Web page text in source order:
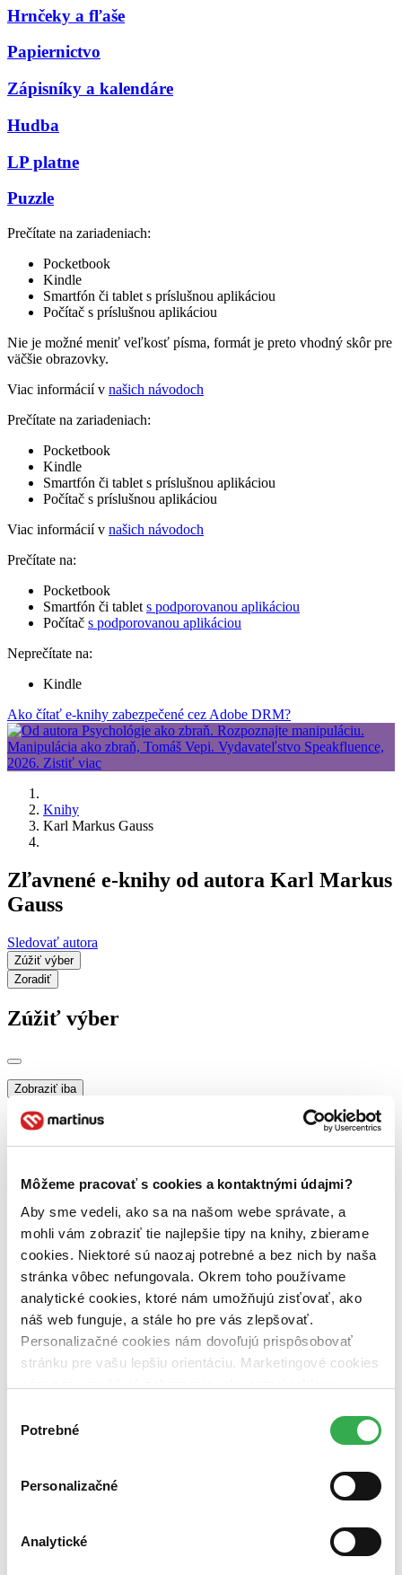
Môžeme pracovať s cookies a kontaktnými údajmi?
Aby sme vedeli, ako sa na našom webe správate, a
mohli vám zobraziť tie najlepšie tipy na knihy, zbierame
cookies. Niektoré sú naozaj potrebné a bez nich by naša
stránka vôbec nefungovala. Okrem toho používame
analytické cookies, ktoré nám umožňujú zisťovať, ako
náš web funguje, a stále ho pre vás zlepšovať.
Personalizačné cookies nám dovoľujú prispôsobovať
stránku pre vašu lepšiu orientáciu. Marketingové cookies
nám pomohlo, keby sme mohli používať všetky tieto
súhlasu
Potrebné
Personalizačné
Analytické
Hrnčeky a fľaše
Papiernictvo
Zápisníky a kalendáre
Hudba
LP platne
Puzzle
Prečítate na zariadeniach:
Pocketbook
Kindle
Smartfón či tablet s príslušnou aplikáciou
Počítač s príslušnou aplikáciou
Nie je možné meniť veľkosť písma, formát je preto vhodný skôr pre
väčšie obrazovky.
Viac informácií v našich návodoch
Prečítate na zariadeniach:
Pocketbook
Kindle
Smartfón či tablet s príslušnou aplikáciou
Počítač s príslušnou aplikáciou
Viac informácií v našich návodoch
Prečítate na:
Pocketbook
Smartfón či tablet s podporovanou aplikáciou
Počítač s podporovanou aplikáciou
Neprečítate na:
Kindle
Ako čítať e-knihy zabezpečené cez Adobe DRM?
Knihy
Karl Markus Gauss
Zľavnené e-knihy od autora Karl Markus
Gauss
Sledovať autora
Zúžiť výber
Zoradiť
Zúžiť výber
Zobraziť iba
zľavnené tituly (0 titulov)
na centrálnom sklade (0 titulov)
na centrálnom sklade
predpredaj (0 titulov)
pripravujeme (0 titulov)pripravujeme
dostupná (bez vypredaných) (0 titulov)dostupná (bez
vypredaných)
Nové / čítané
nová (0 titulov)nová
čítaná (0 titulov)čítaná
čítaná - výborný stav (0 titulov)čítaná - výborný stav
čítaná - mierne opotrebovaná (0 titulov)
čítaná - mierne
opotrebovaná
čítané verzie vypredaných kníh (0 titulov)čítané verzie
Zúžiť výber